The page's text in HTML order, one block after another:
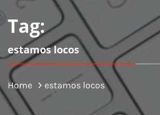
Tag:
estamos locos
Home estamos locos